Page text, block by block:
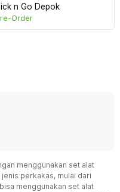
n Go Depok
Order
menggunakan set alat
perkakas, mulai dari
menggunakan set alat